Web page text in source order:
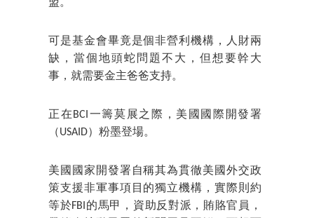
盟。
可是基金會畢竟是個非營利機構，人財兩
缺，當個地頭蛇問題不大，但想要幹大
事，就需要金主爸爸支持。
正在BCI一籌莫展之際，美國國際開發署
（USAID）粉墨登場。
美國國家開發署自稱其為貫徹美國外交政
策支援非軍事項目的獨立機構，實際則約
等於FBI的馬甲，資助反對派，賄賂官員，